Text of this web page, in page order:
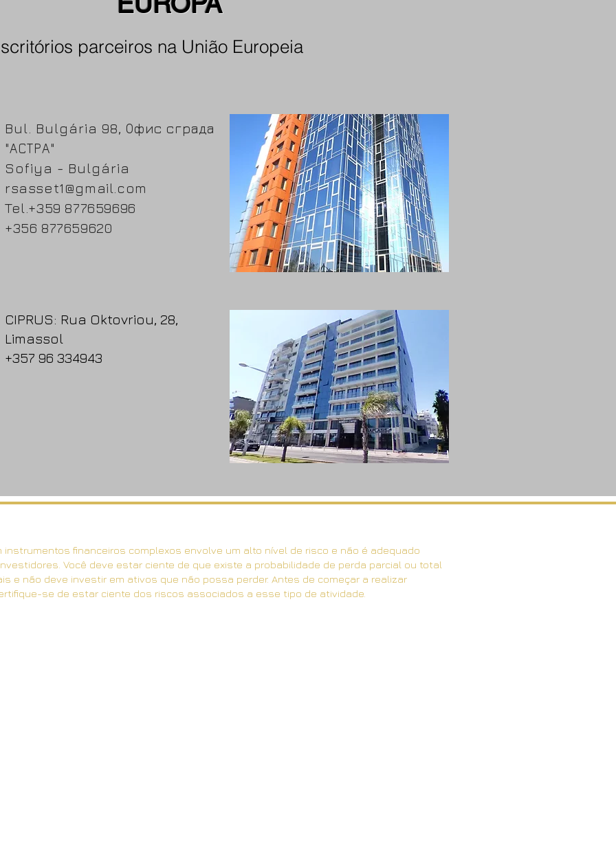
parceiros na União Europeia
Bul. Bulgária 98, Офис сграда
"АСТРА"
Sofiya - Bulgária
rsasset1@gmail.com
Tel.+359 877659696
+356 877659620
CIPRUS: Rua Oktovriou, 28,
Limassol
+357 96 334943
instrumentos financeiros complexos envolve um alto nível de risco e não é adequado
Você deve estar ciente de que existe a probabilidade de perda parcial ou total
e não deve investir em ativos que não possa perder. Antes de começar a realizar
se de estar ciente dos riscos associados a esse tipo de atividade.